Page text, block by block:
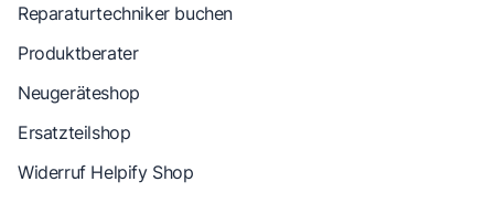
Reparaturtechniker buchen
Produktberater
Neugeräteshop
Ersatzteilshop
Widerruf Helpify Shop